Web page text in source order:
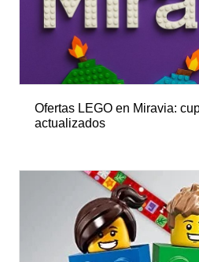
Ofertas LEGO en Miravia:
actualizados